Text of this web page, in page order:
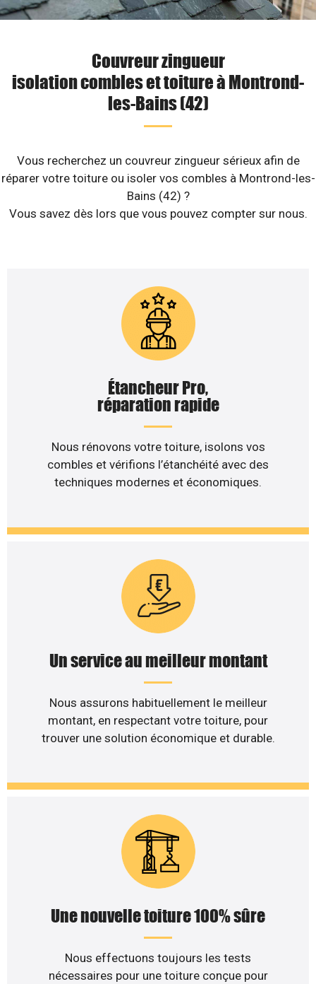
Couvreur zingueur
isolation combles et toiture à Montrond-
les-Bains (42)
Vous recherchez un couvreur zingueur sérieux afin de
réparer votre toiture ou isoler vos combles à Montrond-les-
Bains (42) ?
Vous savez dès lors que vous pouvez compter sur nous.
Étancheur Pro,
réparation rapide
Nous rénovons votre toiture, isolons vos
combles et vérifions l’étanchéité avec des
techniques modernes et économiques.
Un service au meilleur montant
Nous assurons habituellement le meilleur
montant, en respectant votre toiture, pour
trouver une solution économique et durable.
Une nouvelle toiture 100% sûre
Nous effectuons toujours les tests
nécessaires pour une toiture conçue pour